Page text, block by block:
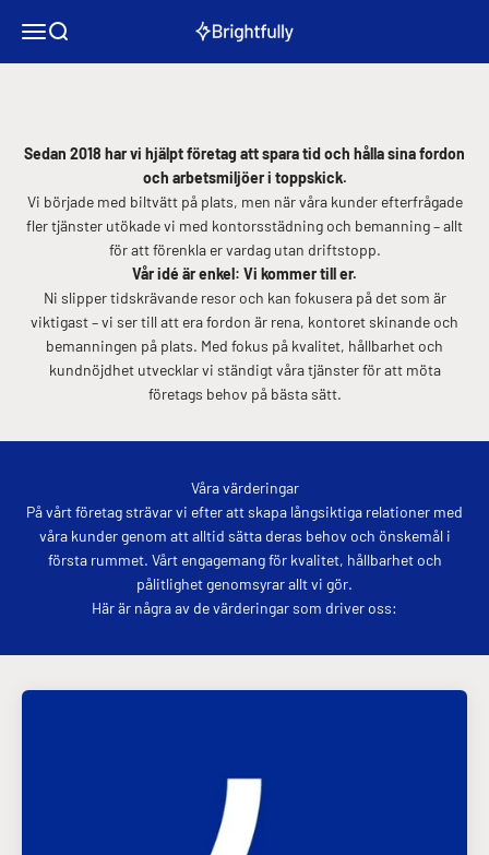
MenySök
brightfully
Sedan 2018 har vi hjälpt företag att spara tid och hålla sina fordon
och arbetsmiljöer i toppskick.
Vi började med biltvätt på plats, men när våra kunder efterfrågade
fler tjänster utökade vi med kontorsstädning och bemanning – allt
för att förenkla er vardag utan driftstopp.
Vår idé är enkel: Vi kommer till er.
Ni slipper tidskrävande resor och kan fokusera på det som är
viktigast – vi ser till att era fordon är rena, kontoret skinande och
bemanningen på plats. Med fokus på kvalitet, hållbarhet och
kundnöjdhet utvecklar vi ständigt våra tjänster för att möta
företags behov på bästa sätt.
Våra värderingar
På vårt företag strävar vi efter att skapa långsiktiga relationer med
våra kunder genom att alltid sätta deras behov och önskemål i
första rummet. Vårt engagemang för kvalitet, hållbarhet och
pålitlighet genomsyrar allt vi gör.
Här är några av de värderingar som driver oss: